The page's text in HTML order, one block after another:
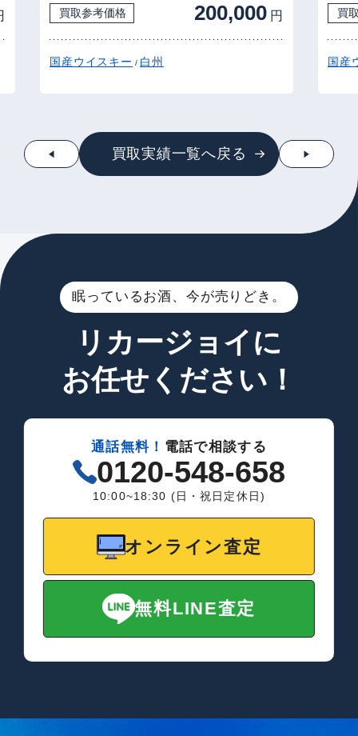
買取参考価格 200,000 円
国産ウイスキー / 白州
買
国産
買取実績一覧へ戻る
眠っているお酒、今が売りどき。
リカージョイに
お任せください！
通話無料！ 電話で相談する
0120-548-658
10:00~18:30 (日・祝日定休日)
オンライン査定
無料LINE査定